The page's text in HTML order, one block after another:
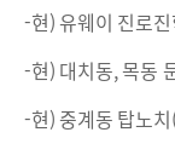
-현) 유웨이 진로
-현) 대치동, 목동
-현) 중계동 탑노